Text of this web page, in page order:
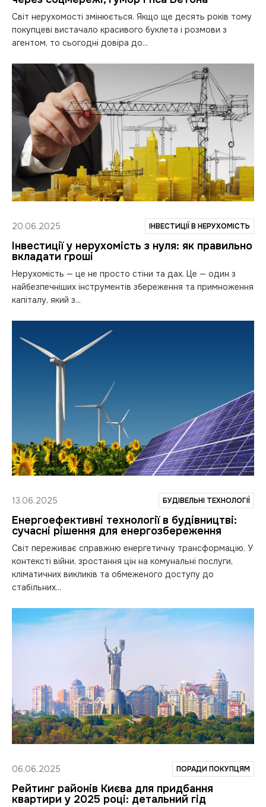
Світ нерухомості змінюється. Якщо ще десять років тому
покупцеві вистачало красивого буклета і розмови з
агентом, то сьогодні довіра до...
20.06.2025 ІНВЕСТИЦІЇ В НЕРУХОМІСТЬ
Інвестиції у нерухомість з нуля: як правильно
вкладати гроші
Нерухомість — це не просто стіни та дах. Це — один з
найбезпечніших інструментів збереження та примноження
капіталу, який з...
13.06.2025 БУДІВЕЛЬНІ ТЕХНОЛОГІЇ
Енергоефективні технології в будівництві:
сучасні рішення для енергозбереження
Світ переживає справжню енергетичну трансформацію. У
контексті війни, зростання цін на комунальні послуги,
кліматичних викликів та обмеженого доступу до
стабільних...
06.06.2025 ПОРАДИ ПОКУПЦЯМ
Рейтинг районів Києва для придбання
квартири у 2025 році: детальний гід